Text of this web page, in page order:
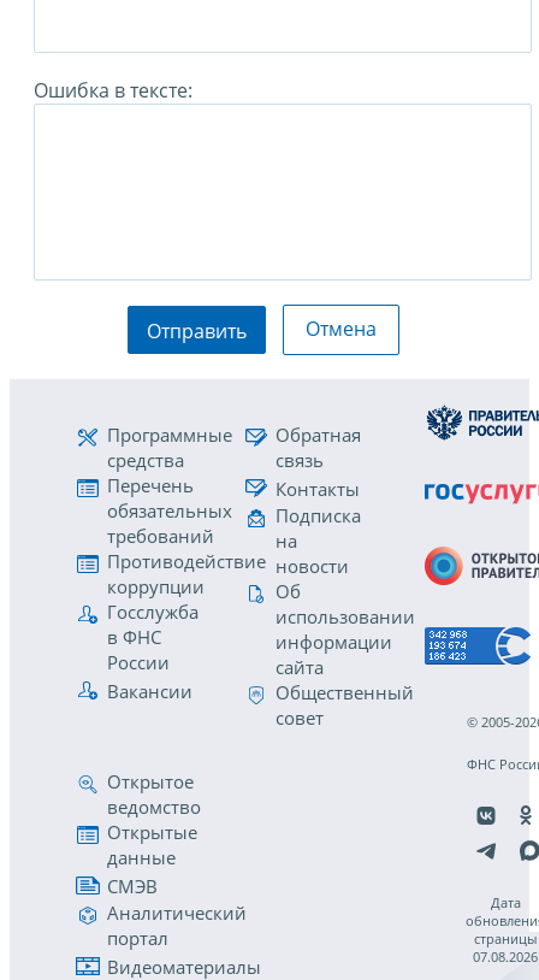
Ошибка в тексте:
Отправить Отмена
Программные
средства
Перечень
обязательных
требований
Противодействие
коррупции
Госслужба
в ФНС
России
Вакансии
Обратная
связь
Контакты
Подписка
на
новости
Об
использовании
информации
сайта
Общественный
совет
Открытое
ведомство
Открытые
данные
СМЭВ
Аналитический
портал
Видеоматериалы
© 2005-
ФНС
Дата
страницы
07.08.2026